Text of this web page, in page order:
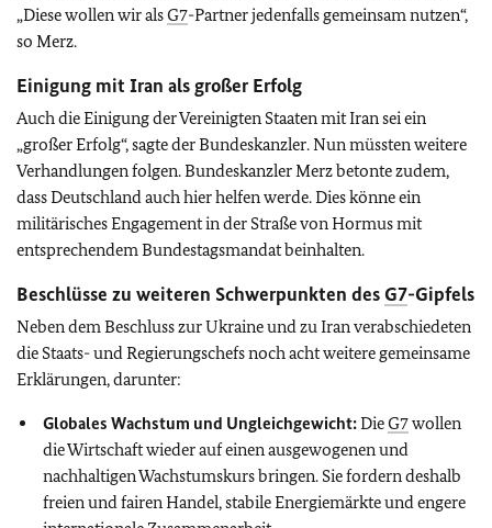
„Diese wollen wir alsG7-Partner jedenfalls gemeinsam nutzen“,
so Merz.
Einigung mit Iran als großer Erfolg
Auch die Einigung der Vereinigten Staaten mit Iran sei ein
„großer Erfolg“, sagte der Bundeskanzler. Nun müssten weitere
Verhandlungen folgen. Bundeskanzler Merz betonte zudem,
dass Deutschland auch hier helfen werde. Dies könne ein
militärisches Engagement in der Straße von Hormus mit
entsprechendem Bundestagsmandat beinhalten.
Beschlüsse zu weiteren Schwerpunkten desG7-Gipfels
Neben dem Beschluss zur Ukraine und zu Iran verabschiedeten
die Staats- und Regierungschefs noch acht weitere gemeinsame
Erklärungen, darunter:
Globales Wachstum und Ungleichgewicht:DieG7wollen
die Wirtschaft wieder auf einen ausgewogenen und
nachhaltigen Wachstumskurs bringen. Sie fordern deshalb
freien und fairen Handel, stabile Energiemärkte und engere